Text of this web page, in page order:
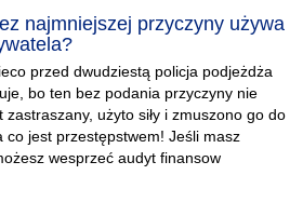
najmniejszej przyczyny używa
przed dwudziestą policja podjeżdża
bo ten bez podania przyczyny nie
użyto siły i zmuszono go do
co jest przestępstwem! Jeśli masz
wesprzeć audyt finansow